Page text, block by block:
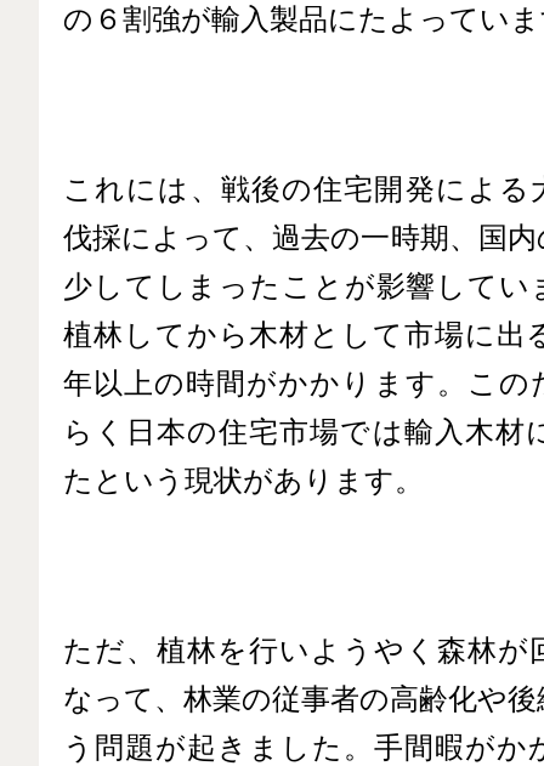
の６割強が輸入製品にたよってい
これには、戦後の住宅開発による
伐採によって、過去の一時期、国
少してしまったことが影響してい
植林してから木材として市場に出
年以上の時間がかかります。この
らく日本の住宅市場では輸入木材
たという現状があります。
ただ、植林を行いようやく森林が
なって、林業の従事者の高齢化や
う問題が起きました。手間暇がか